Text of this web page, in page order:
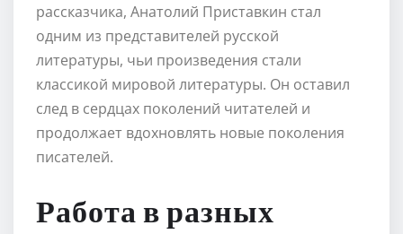
рассказчика, Анатолий Приставкин стал
одним из представителей русской
литературы, чьи произведения стали
классикой мировой литературы. Он оставил
след в сердцах поколений читателей и
продолжает вдохновлять новые поколения
писателей.
Работа в разных